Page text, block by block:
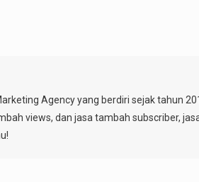
Agency yang berdiri sejak tahun
views, dan jasa tambah subscriber,